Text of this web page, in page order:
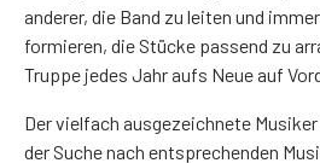
anderer, die Band zu leiten und
formieren, die Stücke passend zu
Truppe jedes Jahr aufs Neue auf
Der vielfach ausgezeichnete
der Suche nach entsprechenden